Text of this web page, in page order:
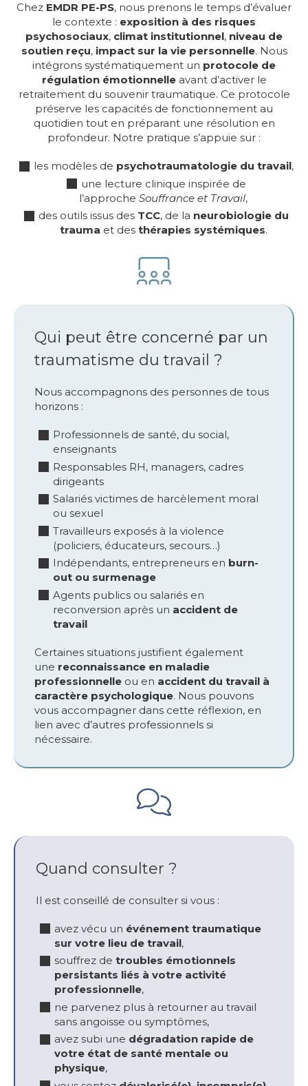
Chez EMDR PE-PS, nous prenons le temps d’évaluer
le contexte : exposition à des risques
psychosociaux, climat institutionnel, niveau de
soutien reçu, impact sur la vie personnelle. Nous
intégrons systématiquement un protocole de
régulation émotionnelleavant d’activer le
retraitement du souvenir traumatique. Ce protocole
préserve les capacités de fonctionnement au
quotidien tout en préparant une résolution en
profondeur. Notre pratique s’appuie sur :
les modèles de psychotraumatologie du travail,
une lecture clinique inspirée de
l’approche Souffrance et Travail,
des outils issus des TCC, de la neurobiologie du
trauma et des thérapies systémiques.
Qui peut être concerné par un
traumatisme du travail ?
Nous accompagnons des personnes de tous
horizons :
Professionnels de santé, du social,
enseignants
Responsables RH, managers, cadres
dirigeants
Salariés victimes de harcèlement moral
ou sexuel
Travailleurs exposés à la violence
(policiers, éducateurs, secours…)
Indépendants, entrepreneurs en burn-
out ou surmenage
Agents publics ou salariés en
reconversion après un accident de
travail
Certaines situations justifient également
une reconnaissance en maladie
professionnelle ou en accident du travail à
caractère psychologique. Nous pouvons
vous accompagner dans cette réflexion, en
lien avec d’autres professionnels si
nécessaire.
Quand consulter ?
Il est conseillé de consulter si vous :
avez vécu un événement traumatique
sur votre lieu de travail,
souffrez de troubles émotionnels
persistants liés à votre activité
professionnelle,
ne parvenez plus à retourner au travail
sans angoisse ou symptômes,
avez subi une dégradation rapide de
votre état de santé mentale ou
physique,